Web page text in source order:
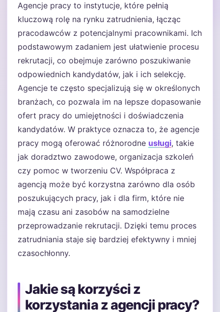
Agencje pracy to instytucje, które pełnią
kluczową rolę na rynku zatrudnienia, łącząc
pracodawców z potencjalnymi pracownikami. Ich
podstawowym zadaniem jest ułatwienie procesu
rekrutacji, co obejmuje zarówno poszukiwanie
odpowiednich kandydatów, jak i ich selekcję.
Agencje te często specjalizują się w określonych
branżach, co pozwala im na lepsze dopasowanie
ofert pracy do umiejętności i doświadczenia
kandydatów. W praktyce oznacza to, że agencje
pracy mogą oferować różnorodne usługi, takie
jak doradztwo zawodowe, organizacja szkoleń
czy pomoc w tworzeniu CV. Współpraca z
agencją może być korzystna zarówno dla osób
poszukujących pracy, jak i dla firm, które nie
mają czasu ani zasobów na samodzielne
przeprowadzanie rekrutacji. Dzięki temu proces
zatrudniania staje się bardziej efektywny i mniej
czasochłonny.
Jakie są korzyści z
korzystania z agencji pracy?